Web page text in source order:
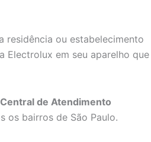
residência ou estabelecimento
Electrolux em seu aparelho que
Central de Atendimento
os bairros de São Paulo.